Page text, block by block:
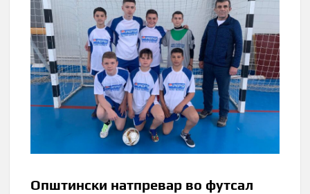
Општински натпревар во футсал